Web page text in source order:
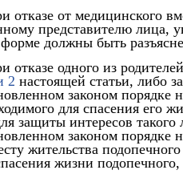
отказе от медицинского
представителю лица,
должны быть
отказе одного из
2 настоящей статьи, либо
законом порядке
для спасения его
защиты интересов
законом порядке
жительства
жизни